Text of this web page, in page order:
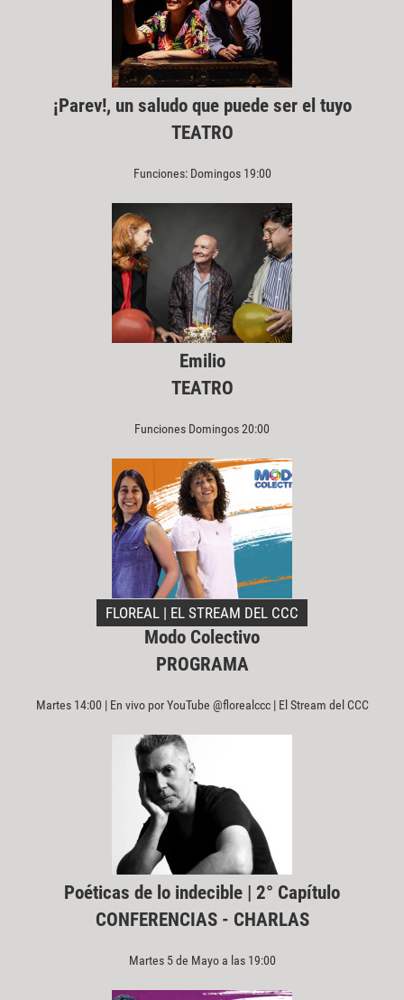
¡Parev!, un saludo que puede ser el tuyo
TEATRO
Funciones: Domingos 19:00
Emilio
TEATRO
Funciones Domingos 20:00
FLOREAL | EL STREAM DEL CCC
Modo Colectivo
PROGRAMA
Martes 14:00 | En vivo por YouTube @florealccc | El Stream del CCC
Poéticas de lo indecible | 2° Capítulo
CONFERENCIAS - CHARLAS
Martes 5 de Mayo a las 19:00